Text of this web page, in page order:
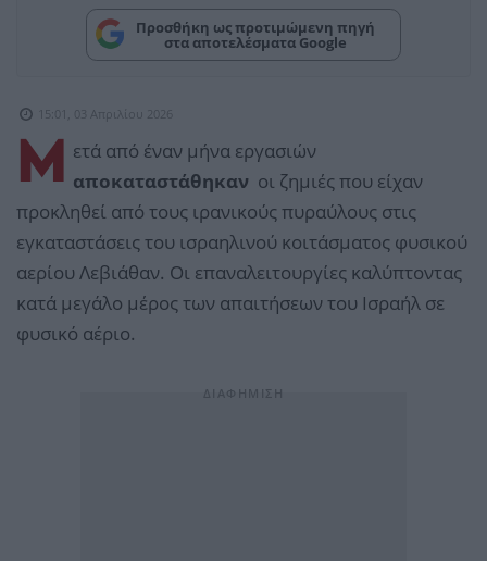
Προσθήκη ως προτιμώμενη πηγή
στα αποτελέσματα Google
15:01, 03 Απριλίου 2026
Μ
ετά από έναν μήνα εργασιών
αποκαταστάθηκαν οι ζημιές που είχαν
προκληθεί από τους ιρανικούς πυραύλους στις
εγκαταστάσεις του ισραηλινού κοιτάσματος φυσικού
αερίου Λεβιάθαν. Οι επαναλειτουργίες καλύπτοντας
κατά μεγάλο μέρος των απαιτήσεων του Ισραήλ σε
φυσικό αέριο.